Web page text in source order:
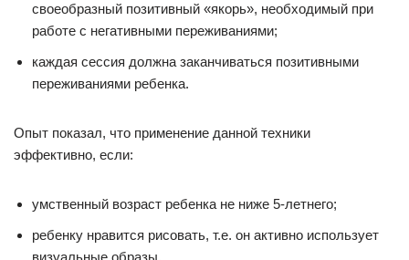
своеобразный позитивный «якорь», необходимый при
работе с негативными переживаниями;
каждая сессия должна заканчиваться позитивными
переживаниями ребенка.
Опыт показал, что применение данной техники
эффективно, если:
умственный возраст ребенка не ниже 5-летнего;
ребенку нравится рисовать, т.е. он активно использует
визуальные образы.